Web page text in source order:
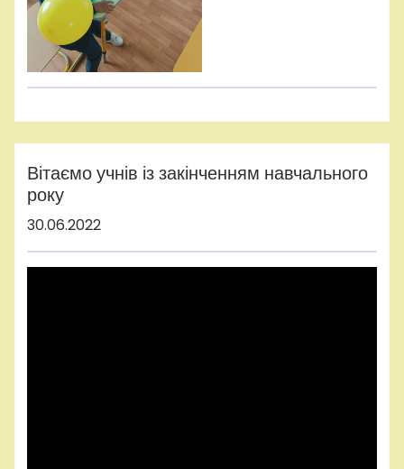
adminhq
Вітаємо учнів із закінченням навчального
року
30.06.2022